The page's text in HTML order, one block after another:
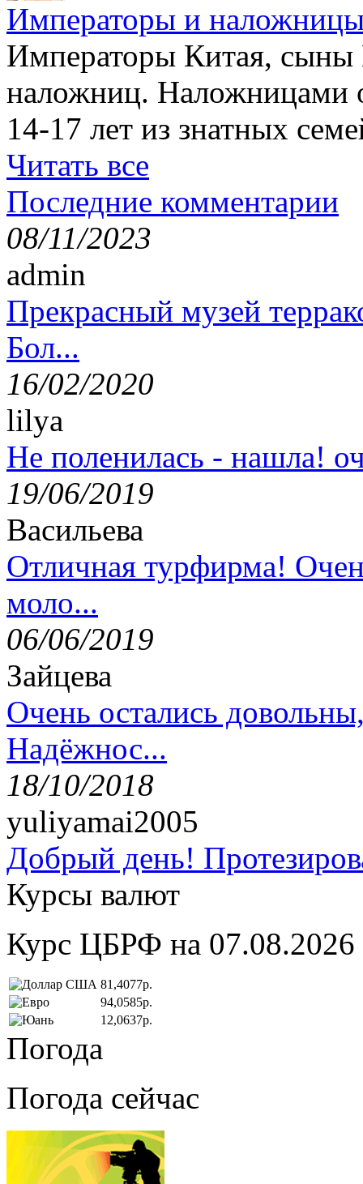
Императоры и
Императоры Китая,
наложниц. Наложницами
14-17 лет из знатных
Читать все
Последние комментарии
08/11/2023
admin
Прекрасный музей
Бол...
16/02/2020
lilya
Не поленилась - нашла!
19/06/2019
Васильева
Отличная турфирма!
моло...
06/06/2019
Зайцева
Очень остались
Надёжнос...
18/10/2018
yuliyamai2005
Добрый день!
Курсы валют
Курс ЦБРФ на 07.08.2026
81,4077р.
94,0585р.
12,0637р.
Погода
Погода сейчас